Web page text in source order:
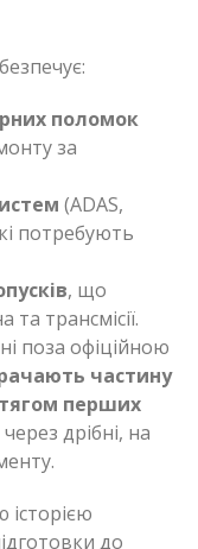
поломок
за
(ADAS,
потребують
, що
трансмісії.
поза офіційною
частину
перших
дрібні, на
до